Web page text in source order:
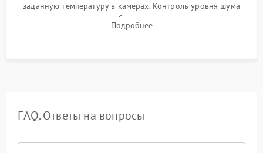
заданную температуру в камерах. Контроль уровня шума
компрессора, отсутствия обмерзания стенок и корректного
срабатывания системы автоматической оттайки.
Подробнее
FAQ. Ответы на вопросы